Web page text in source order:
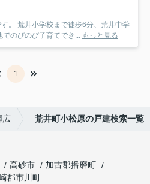
。 荒井小学校まで徒歩6分、荒井中学
のびのび子育てでき... もっと見る
1
広 荒井町小松原の戸建検索一覧
高砂市
加古郡播磨町
郡市川町